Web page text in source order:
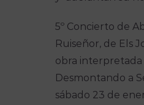
5º Concierto de
Ruiseñor, de Els
obra interpretada
Desmontando a
sábado 23 de